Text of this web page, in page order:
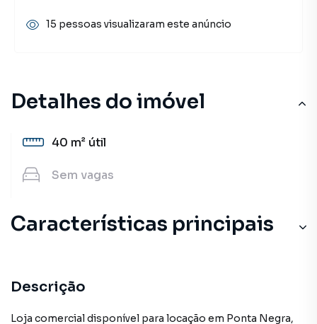
Detalhes do imóvel
40 m² útil
Sem vagas
Características principais
Descrição
Loja comercial disponível para locação em Ponta Negra,
15 pessoas visualizaram este anúncio